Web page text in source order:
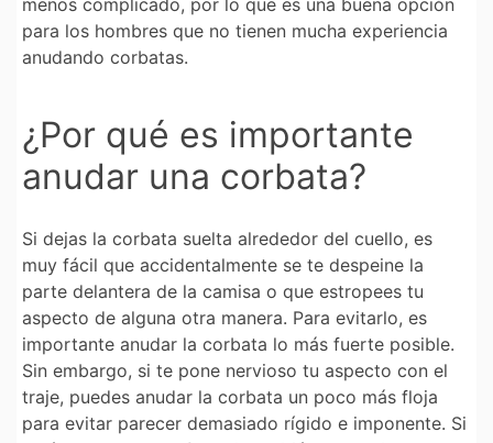
menos complicado, por lo que es una buena opción
para los hombres que no tienen mucha experiencia
anudando corbatas.
¿Por qué es importante
anudar una corbata?
Si dejas la corbata suelta alrededor del cuello, es
muy fácil que accidentalmente se te despeine la
parte delantera de la camisa o que estropees tu
aspecto de alguna otra manera. Para evitarlo, es
importante anudar la corbata lo más fuerte posible.
Sin embargo, si te pone nervioso tu aspecto con el
traje, puedes anudar la corbata un poco más floja
para evitar parecer demasiado rígido e imponente. Si